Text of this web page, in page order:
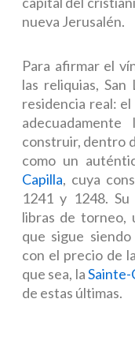
nueva Jerusalén.
Para afirmar el
las reliquias, San
residencia real:
construir, dentro
como un
Capilla, cuya
1241 y 1248.
libras de torneo,
que sigue
con el precio de
que sea, laSainte-
de estas últimas.